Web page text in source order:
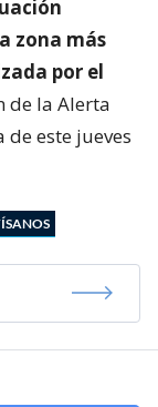
zona más
por el
de la Alerta
este jueves